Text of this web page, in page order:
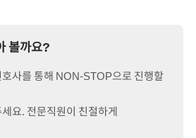
볼까요?
사를 통해 NON-STOP으로 진행할
요. 전문직원이 친절하게